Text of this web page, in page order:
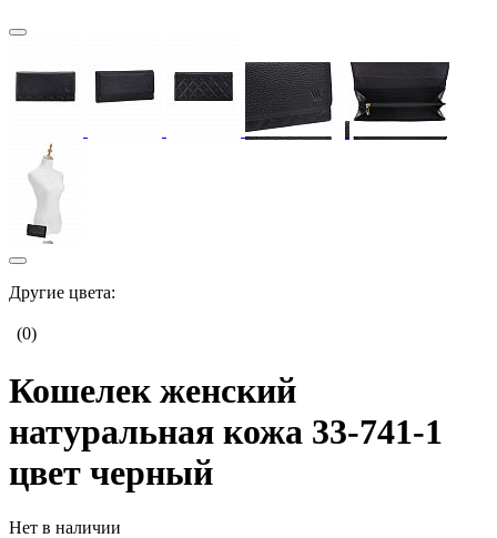
Другие цвета:
(0)
Кошелек женский
натуральная кожа 33-741-1
цвет черный
Нет в наличии